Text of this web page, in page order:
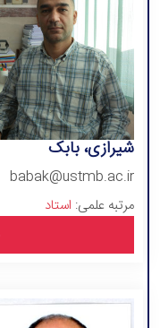
شیرازی، بابک
babak@ustmb.ac.ir
مرتبه علمی: استاد